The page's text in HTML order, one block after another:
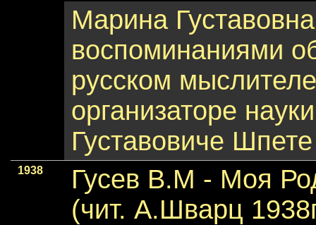
Марина
воспоминаниями
русском
организаторе
Густавовиче
1938
Гусев В.М - Моя
(чит. А.Шварц